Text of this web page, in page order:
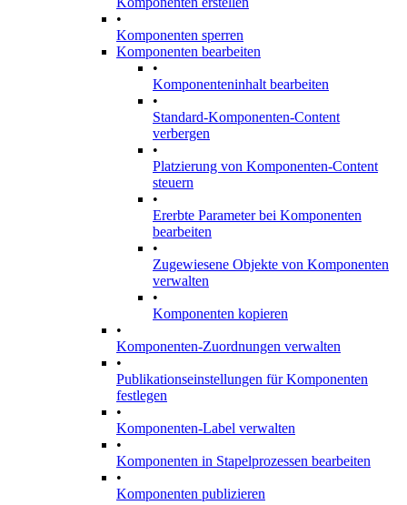
•
Komponenten sperren
Komponenten bearbeiten
•
Komponenteninhalt bearbeiten
•
Standard-Komponenten-Content
verbergen
•
Platzierung von Komponenten-Content
steuern
•
Ererbte Parameter bei Komponenten
bearbeiten
•
Zugewiesene Objekte von Komponenten
verwalten
•
Komponenten kopieren
•
Komponenten-Zuordnungen verwalten
•
Publikationseinstellungen für Komponenten
festlegen
•
Komponenten-Label verwalten
•
Komponenten in Stapelprozessen bearbeiten
•
Komponenten publizieren